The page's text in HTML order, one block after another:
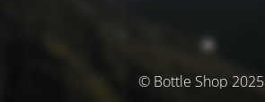
© Bottle Shop 2025